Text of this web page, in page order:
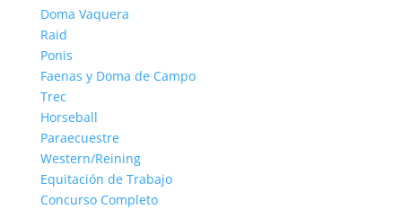
Doma Vaquera
Raid
Ponis
Faenas y Doma de Campo
Trec
Horseball
Paraecuestre
Western/Reining
Equitación de Trabajo
Concurso Completo